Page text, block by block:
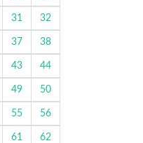
31 32
37 38
43 44
49 50
55 56
61 62